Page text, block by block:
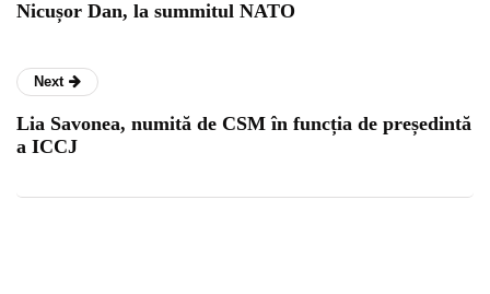
Nicușor Dan, la summitul NATO
Next
Lia Savonea, numită de CSM în funcția de președintă
a ICCJ